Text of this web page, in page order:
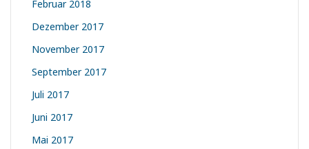
Februar 2018
Dezember 2017
November 2017
September 2017
Juli 2017
Juni 2017
Mai 2017